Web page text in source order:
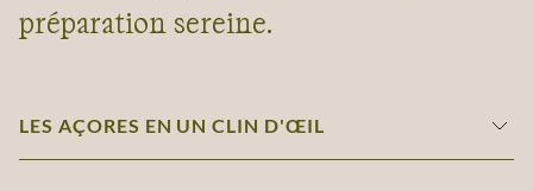
préparation sereine.
LES AÇORES EN UN CLIN D'ŒIL